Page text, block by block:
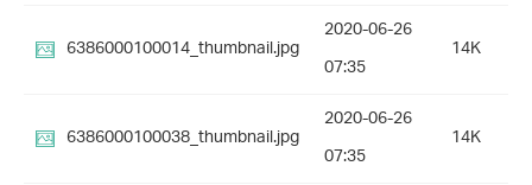
6386000100014_thumbnail.jpg
2020-06-26
07:35
14K
6386000100038_thumbnail.jpg
2020-06-26
07:35
14K